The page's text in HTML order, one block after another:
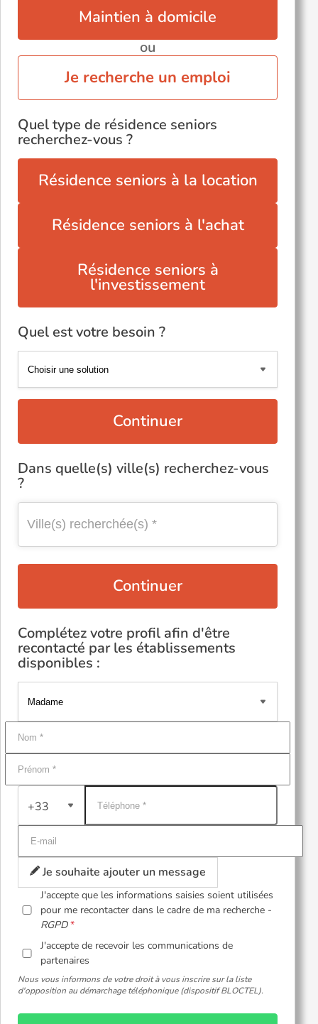
Maintien à domicile
ou
Je recherche un emploi
Quel type de résidence seniors
recherchez-vous ?
Résidence seniors à la location
Résidence seniors à l'achat
Résidence seniors à
l'investissement
Quel est votre besoin ?
Continuer
Dans quelle(s) ville(s) recherchez-vous
?
Continuer
Complétez votre profil afin d'être
recontacté par les établissements
disponibles :
+33
Je souhaite ajouter un message
J'accepte que les informations saisies soient utilisées
pour me recontacter dans le cadre de ma recherche -
RGPD
J'accepte de recevoir les communications de
partenaires
Nous vous informons de votre droit à vous inscrire sur la liste
d'opposition au démarchage téléphonique (dispositif BLOCTEL).